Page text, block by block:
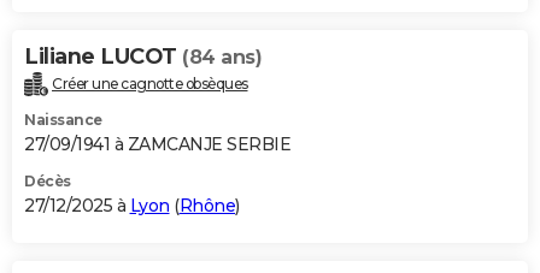
Liliane LUCOT (84 ans)
Créer une cagnotte obsèques
Naissance
27/09/1941 à ZAMCANJE SERBIE
Décès
27/12/2025 à Lyon (Rhône)